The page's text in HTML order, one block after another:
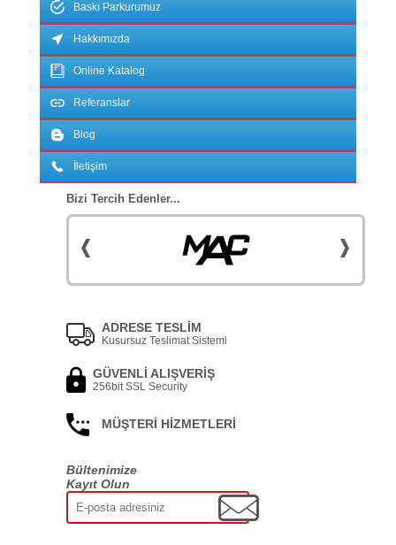
Baskı Parkurumuz
Hakkımızda
Online Katalog
Referanslar
Blog
İletişim
Bizi Tercih Edenler...
ADRESE TESLİM
Kusursuz Teslimat Sistemi
GÜVENLİ ALIŞVERİŞ
256bit SSL Security
MÜŞTERİ HİZMETLERİ
Bültenimize
Kayıt Olun